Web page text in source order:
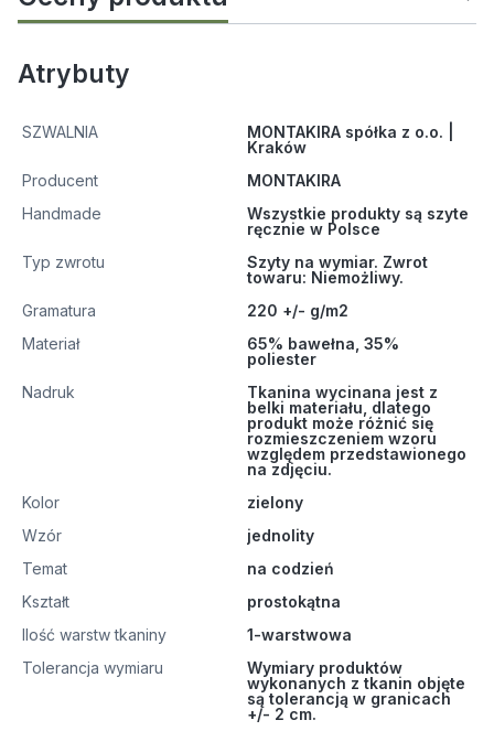
Atrybuty
SZWALNIA
MONTAKIRA spółka z o.o. |
Kraków
Producent
MONTAKIRA
Handmade
Wszystkie produkty są szyte
ręcznie w Polsce
Typ zwrotu
Szyty na wymiar. Zwrot
towaru: Niemożliwy.
Gramatura
220 +/- g/m2
Materiał
65% bawełna, 35%
poliester
Nadruk
Tkanina wycinana jest z
belki materiału, dlatego
produkt może różnić się
rozmieszczeniem wzoru
względem przedstawionego
na zdjęciu.
Kolor
zielony
Wzór
jednolity
Temat
na codzień
Kształt
prostokątna
Ilość warstw tkaniny
1-warstwowa
Tolerancja wymiaru
Wymiary produktów
wykonanych z tkanin objęte
są tolerancją w granicach
+/- 2 cm.